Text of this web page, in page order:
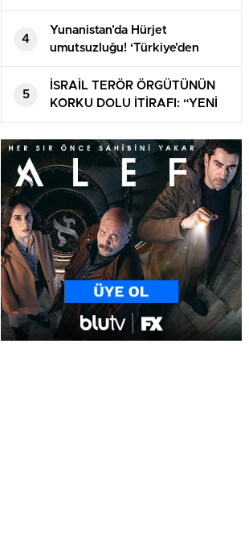
BAŞINA GELECEĞİNİ
GÖRECEKSİNİZ”
4
Yunanistan’da Hürjet
umutsuzluğu! ‘Türkiye’den
Avrupa’ya dev giriş’
5
İSRAİL TERÖR ÖRGÜTÜNÜN
KORKU DOLU İTİRAFI: “YENİ
ORTA DOĞU’NUN ANAHTARI
TÜRKİYE’NİN ELİNDE!